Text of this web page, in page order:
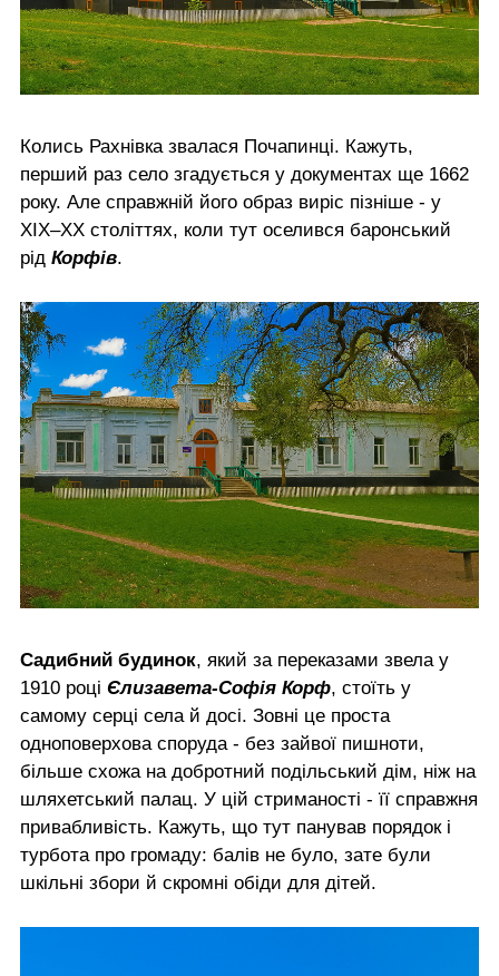
Колись Рахнівка звалася Почапинці. Кажуть,
перший раз село згадується у документах ще 1662
року. Але справжній його образ виріс пізніше - у
XIX–XX століттях, коли тут оселився баронський
рід Корфів.
Садибний будинок, який за переказами звела у
1910 році Єлизавета-Софія Корф, стоїть у
самому серці села й досі. Зовні це проста
одноповерхова споруда - без зайвої пишноти,
більше схожа на добротний подільський дім, ніж на
шляхетський палац. У цій стриманості - її справжня
привабливість. Кажуть, що тут панував порядок і
турбота про громаду: балів не було, зате були
шкільні збори й скромні обіди для дітей.